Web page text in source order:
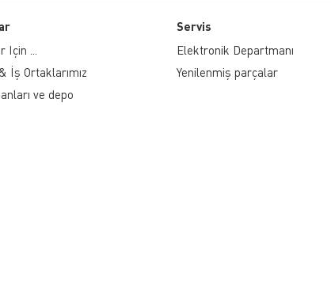
...
İş Ortaklarımız
ve depo
Servis
Elektronik Departmanı
Yenilenmiş parçalar